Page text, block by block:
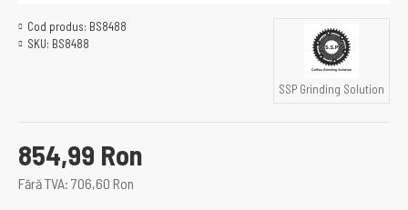
854,99 Ron
Fără TVA: 706,60 Ron
Cod produs: BS8488
SKU: BS8488
SSP Grinding Solution